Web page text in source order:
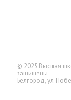
© 2023 Высшая
защищены.
Белгород, ул.